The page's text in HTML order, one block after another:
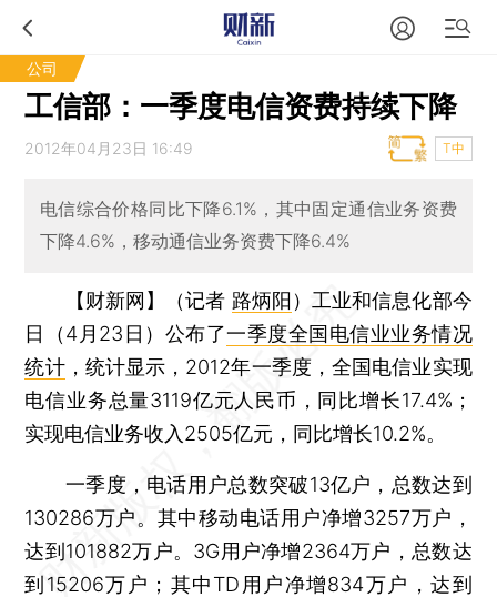
公司
工信部：一季度电信资费持续下降
2012年04月23日 16:49 T中
电信综合价格同比下降6.1%，其中固定通信业务资费
下降4.6%，移动通信业务资费下降6.4%
【财新网】（记者 路炳阳 ） 工业和信息化部今
日（4月23日）公布了一季度全国电信业业务情况
统计，统计显示，2012年一季度，全国电信业实现
电信业务总量3119亿元人民币，同比增长17.4%；
实现电信业务收入2505亿元，同比增长10.2%。
一季度，电话用户总数突破13亿户，总数达到
130286万户。其中移动电话用户净增3257万户，
达到101882万户。3G用户净增2364万户，总数达
到15206万户；其中TD用户净增834万户，达到